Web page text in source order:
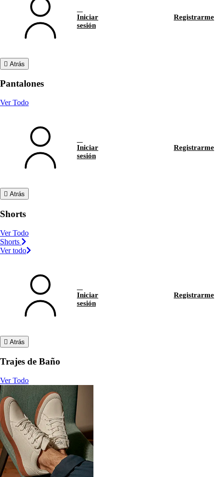
Iniciar
sesión
Registrarme
Atrás
Pantalones
Ver Todo
Iniciar
sesión
Registrarme
Atrás
Shorts
Ver Todo
Shorts
Ver todo
Iniciar
sesión
Registrarme
Atrás
Trajes de Baño
Ver Todo